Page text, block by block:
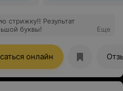
стрижку!! Результат
буквы!
Еще
онлайн